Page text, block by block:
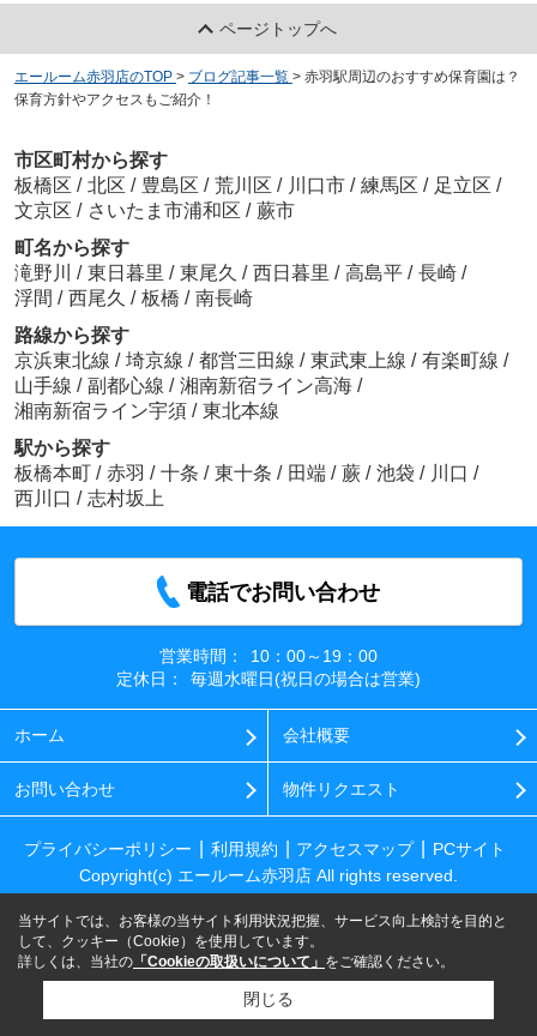
ページトップへ
エールーム赤羽店のTOP > ブログ記事一覧 > 赤羽駅周辺のおすすめ保育園は？
保育方針やアクセスもご紹介！
市区町村から探す
板橋区 / 北区 / 豊島区 / 荒川区 / 川口市 / 練馬区 / 足立区 /
文京区 / さいたま市浦和区 / 蕨市
町名から探す
滝野川 / 東日暮里 / 東尾久 / 西日暮里 / 高島平 / 長崎 /
浮間 / 西尾久 / 板橋 / 南長崎
路線から探す
京浜東北線 / 埼京線 / 都営三田線 / 東武東上線 / 有楽町線 /
山手線 / 副都心線 / 湘南新宿ライン高海 /
湘南新宿ライン宇須 / 東北本線
駅から探す
板橋本町 / 赤羽 / 十条 / 東十条 / 田端 / 蕨 / 池袋 / 川口 /
西川口 / 志村坂上
電話でお問い合わせ
営業時間：
10：00～19：00
定休日：
毎週水曜日(祝日の場合は営業)
ホーム 会社概要
お問い合わせ 物件リクエスト
プライバシーポリシー 利用規約 アクセスマップ
PCサイト
Copyright(c) エールーム赤羽店 All rights reserved.
当サイトでは、お客様の当サイト利用状況把握、サービス向上検討を目的と
して、クッキー（Cookie）を使用しています。
詳しくは、当社の 「Cookieの取扱いについて」 をご確認ください。
閉じる